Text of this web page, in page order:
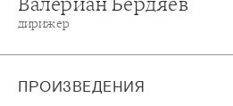
дирижер
ПРОИЗВЕДЕНИЯ